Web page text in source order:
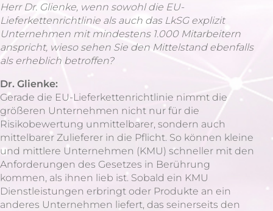
Herr Dr. Glienke, wenn sowohl die EU-
Lieferkettenrichtlinie als auch das LkSG explizit
Unternehmen mit mindestens 1.000 Mitarbeitern
anspricht, wieso sehen Sie den Mittelstand ebenfalls
als erheblich betroffen?
Dr. Glienke:
Gerade die EU-Lieferkettenrichtlinie nimmt die
größeren Unternehmen nicht nur für die
Risikobewertung unmittelbarer, sondern auch
mittelbarer Zulieferer in die Pflicht. So können kleine
und mittlere Unternehmen (KMU) schneller mit den
Anforderungen des Gesetzes in Berührung
kommen, als ihnen lieb ist. Sobald ein KMU
Dienstleistungen erbringt oder Produkte an ein
anderes Unternehmen liefert, das seinerseits den